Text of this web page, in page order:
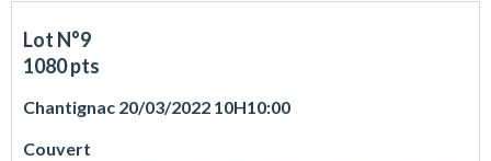
Lot N°9
1080 pts
Chantignac 20/03/2022 10H10:00
Couvert